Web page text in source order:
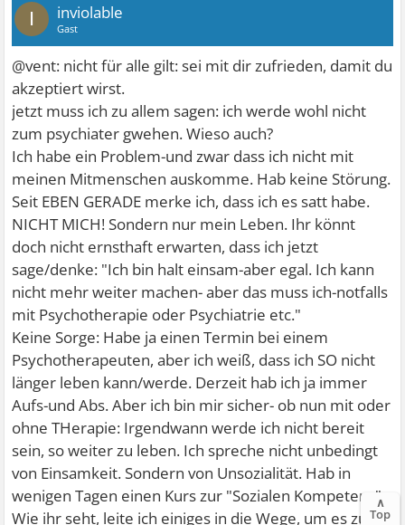
I inviolable
Gast
@vent: nicht für alle gilt: sei mit dir zufrieden, damit du
akzeptiert wirst.
jetzt muss ich zu allem sagen: ich werde wohl nicht
zum psychiater gwehen. Wieso auch?
Ich habe ein Problem-und zwar dass ich nicht mit
meinen Mitmenschen auskomme. Hab keine Störung.
Seit EBEN GERADE merke ich, dass ich es satt habe.
NICHT MICH! Sondern nur mein Leben. Ihr könnt
doch nicht ernsthaft erwarten, dass ich jetzt
sage/denke: "Ich bin halt einsam-aber egal. Ich kann
nicht mehr weiter machen- aber das muss ich-notfalls
mit Psychotherapie oder Psychiatrie etc."
Keine Sorge: Habe ja einen Termin bei einem
Psychotherapeuten, aber ich weiß, dass ich SO nicht
länger leben kann/werde. Derzeit hab ich ja immer
Aufs-und Abs. Aber ich bin mir sicher- ob nun mit oder
ohne THerapie: Irgendwann werde ich nicht bereit
sein, so weiter zu leben. Ich spreche nicht unbedingt
von Einsamkeit. Sondern von Unsozialität. Hab in
wenigen Tagen einen Kurs zur "Sozialen Kompetenz".
Wie ihr seht, leite ich einiges in die Wege, um es zu
∧
Top